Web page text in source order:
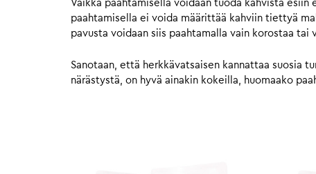
Vaikka paahtamisella voidaan tuoda kahvista
paahtamisella ei voida määrittää kahviin tiettyä
pavusta voidaan siis paahtamalla vain korostaa
Sanotaan, että herkkävatsaisen kannattaa suosia
närästystä, on hyvä ainakin kokeilla, huomaako